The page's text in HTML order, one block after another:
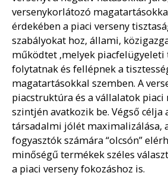
versenykorlátozó
érdekében a piaci verseny
szabályokat hoz, állami,
működtet ,melyek piacfelügyeleti
folytatnak és fellépnek a
magatartásokkal szemben. A
piacstruktúra és a vállalatok piaci
szintjén avatkozik be. Végső célja
társadalmi jólét maximalizálása,
fogyasztók számára “olcsón”
minőségű termékek széles
a piaci verseny fokozáshoz is.